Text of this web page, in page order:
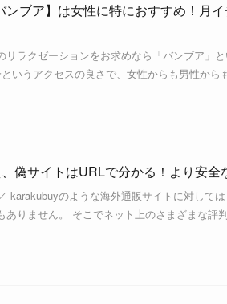
ブア】は女性に特におすすめ！月
リラクゼーションをお求めなら「バンブア」
いうアクセスの良さで、女性からも男性から
偽サイトはURLで分かる！より安全
karakubuyのような海外通販サイトに対して
ありません。 そこでネット上のさまざまな評